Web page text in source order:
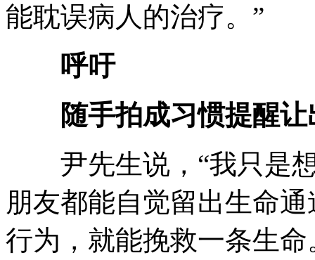
能耽误病人的治疗。”
呼吁
随手拍成习惯提醒让
尹先生说，“我只是想
朋友都能自觉留出生命
行为，就能挽救一条生命